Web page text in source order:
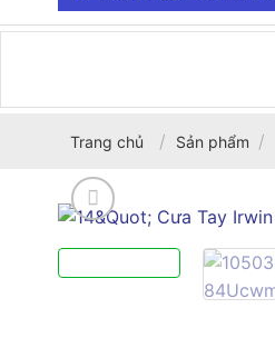
Trang chủ / Sản phẩm /